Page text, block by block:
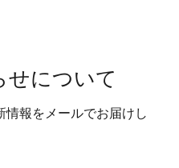
せについて
報をメールでお届けし